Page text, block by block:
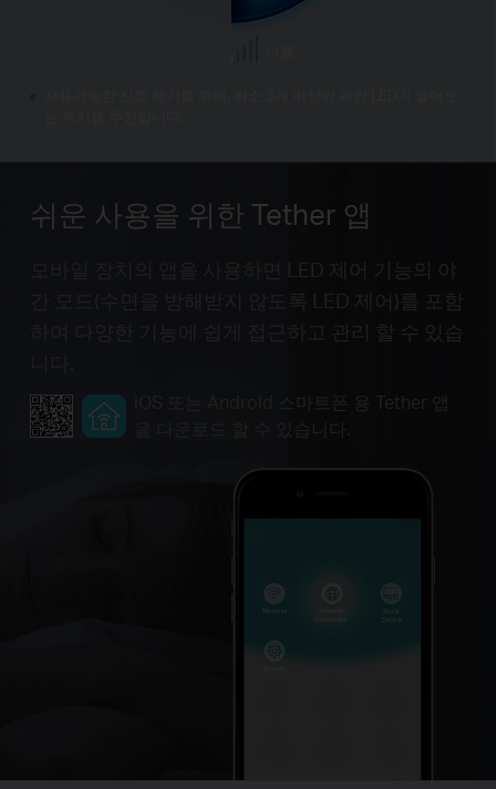
쉬운 사용을 위한 Tether 앱
모바일 장치의 앱을 사용하면 LED 제어 기능의 야
간 모드(수면을 방해받지 않도록 LED 제어)를 포함
하여 다양한 기능에 쉽게 접근하고 관리 할 수 ​​있습
iOS 또는 Android 스마트폰 용 Tether 앱